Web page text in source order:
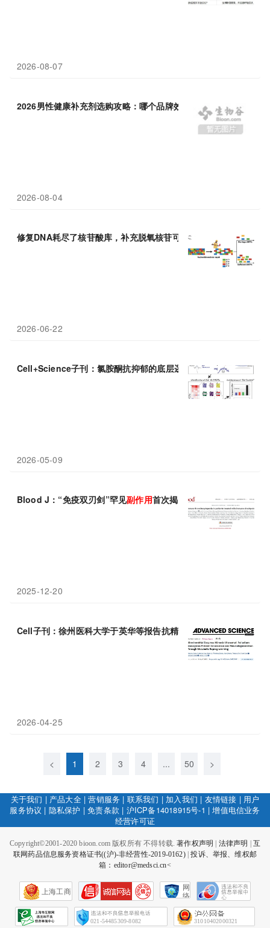
2026-08-07
2026男性健康补充剂选购攻略：哪个品牌效果好无副作用 ？深度
2026-08-04
修复DNA耗尽了核苷酸库，补充脱氧核苷可减轻化疗 副作用
2026-06-22
Cell+Science子刊：氯胺酮抗抑郁的底层逻辑被破译——两条新路
2026-05-09
Blood J：“免疫双刃剑”罕见副作用首次揭秘——0.25%患者面临
2025-12-20
Cell子刊：徐州医科大学于英华等报告抗精神病药物认知副作用
2026-04-25
< 1 2 3 4 ... 50 >
关于我们 | 产品大全|营销服务 | 联系我们 | 加入我们 | 友情链接 | 用户
服务协议 | 隐私保护 |免责条款 | 沪ICP备14018915号-1 |增值电信业务
经营许可证
Copyright©2001-2020 bioon.com 版权所有 不得转载.著作权声明 法律声明
互
联网药品信息服务资格证书((沪)-非经营性-2019-0162)|投诉、举报、维权邮
箱：editor@medsci.cn<
上海工商
网
络
会
征
021-54485309-8082 31010402000321